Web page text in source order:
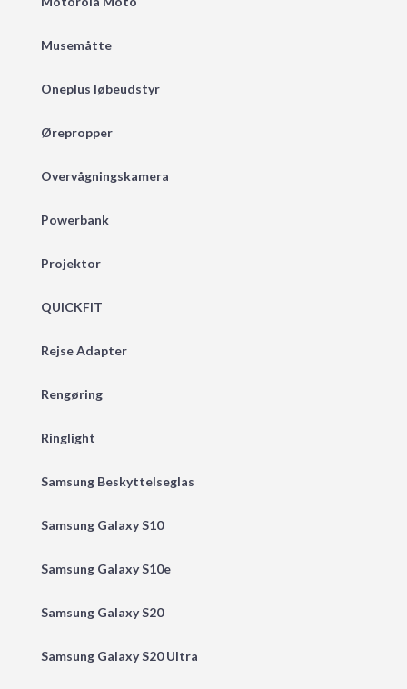
Musemåtte
Oneplus løbeudstyr
Ørepropper
Overvågningskamera
Powerbank
Projektor
QUICKFIT
Rejse Adapter
Rengøring
Ringlight
Samsung Beskyttelseglas
Samsung Galaxy S10
Samsung Galaxy S10e
Samsung Galaxy S20
Samsung Galaxy S20 Ultra